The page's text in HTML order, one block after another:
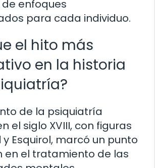
enfoques
para cada individuo.
el hito más
en la historia
de la psiquiatría
el siglo XVIII, con figuras
y Esquirol, marcó un punto
en el tratamiento de las